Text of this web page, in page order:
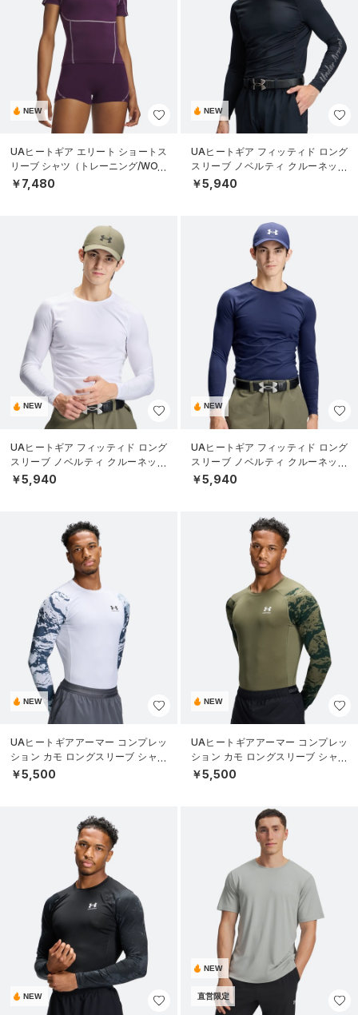
NEW
UAヒートギア エリート ショートス
リーブ シャツ（トレーニング/WOM
EN）
￥7,480
NEW
UAヒートギア フィッティド ロング
スリーブ ノベルティ クルーネック
シャツ（ゴルフ/MEN）
￥5,940
NEW
UAヒートギア フィッティド ロング
スリーブ ノベルティ クルーネック
シャツ（ゴルフ/MEN）
￥5,940
NEW
UAヒートギア フィッティド ロング
スリーブ ノベルティ クルーネック
シャツ（ゴルフ/MEN）
￥5,940
NEW
UAヒートギアアーマー コンプレッ
ション カモ ロングスリーブ シャツ
（トレーニング/MEN）
￥5,500
NEW
UAヒートギアアーマー コンプレッ
ション カモ ロングスリーブ シャツ
（トレーニング/MEN）
￥5,500
NEW
NEW
直営限定